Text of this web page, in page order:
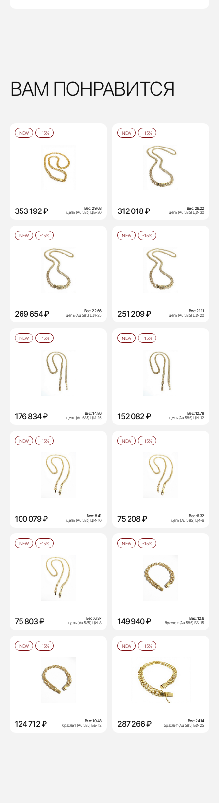
ВАМ ПОНРАВИТСЯ
NEW -15%
353 192 ₽ Вес:29.68
цепь (Au 585) ЦБ-30
NEW -15%
312 018 ₽ Вес:26.22
цепь (Au 585) ЦИ-30
NEW -15%
269 654 ₽ Вес:22.66
цепь (Au 585) ЦИ-25
NEW -15%
251 209 ₽ Вес:21.11
цепь (Au 585) ЦИ-20
NEW -15%
176 834 ₽ Вес:14.86
цепь (Au 585) ЦИ-15
NEW -15%
152 082 ₽ Вес:12.78
цепь (Au 585) ЦИ-12
NEW -15%
100 079 ₽ Вес:8.41
цепь (Au 585) ЦИ-10
NEW -15%
75 208 ₽ Вес:6.32
цепь (Au 585) ЦИ-6
NEW -15%
75 803 ₽ Вес:6.37
цепь (Au 585) ЦИ-8
NEW -15%
149 940 ₽ Вес:12.6
браслет (Au 585) ББ-15
NEW -15%
124 712 ₽ Вес:10.48
браслет (Au 585) ББ-12
NEW -15%
287 266 ₽ Вес:24.14
браслет (Au 585) БИ-25